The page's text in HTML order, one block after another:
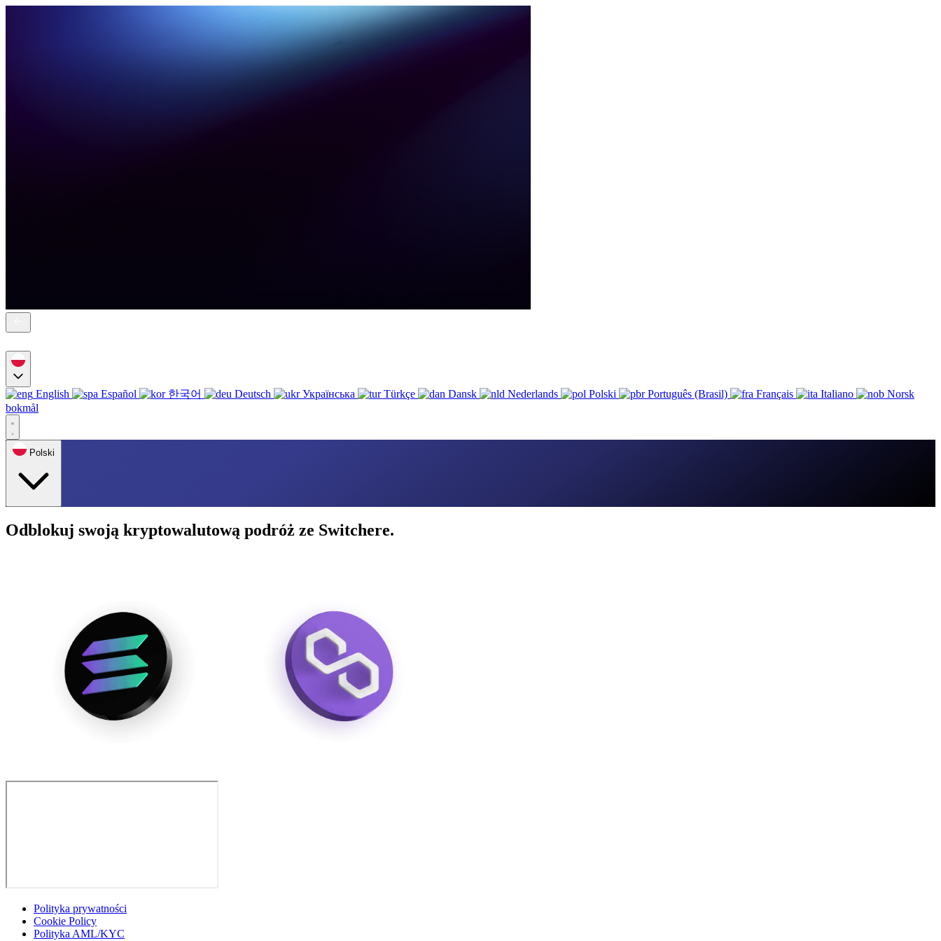
English Español 한국어 Deutsch Українська Türkçe Dansk Nederlands Polski Português (Brasil) Français Italiano
Norsk
bokmål
Polski
Odblokuj swoją kryptowalutową podróż ze Switchere.
Polityka prywatności
Cookie Policy
Polityka AML/KYC